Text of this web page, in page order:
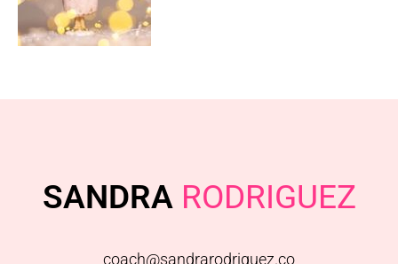
SANDRA RODRIGUEZ
coach@sandrarodriguez.co